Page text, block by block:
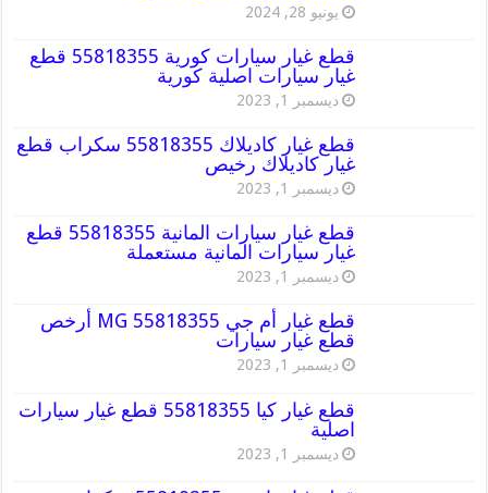
يونيو 28, 2024
قطع غيار سيارات كورية 55818355 قطع
غيار سيارات اصلية كورية
ديسمبر 1, 2023
قطع غيار كاديلاك 55818355 سكراب قطع
غيار كاديلاك رخيص
ديسمبر 1, 2023
قطع غيار سيارات المانية 55818355 قطع
غيار سيارات المانية مستعملة
ديسمبر 1, 2023
قطع غيار أم جي MG 55818355 أرخص
قطع غيار سيارات
ديسمبر 1, 2023
قطع غيار كيا 55818355 قطع غيار سيارات
اصلية
ديسمبر 1, 2023